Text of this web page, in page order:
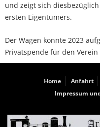
und zeigt sich
ersten Eigentümers.
Der Wagen konnte 2023
Privatspende für den
Home Anfahrt
Impressum